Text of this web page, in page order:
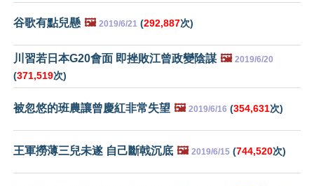
谷歌有點兒懸 🖼️ 2019/6/21 (292,887次)
川習若日本G20會面 即挫敗江曾政變陰謀 🖼️ 2019/6/20
(371,519次)
被忽悠的班農讓曾慶紅非常失望 🖼️ 2019/6/16 (354,631次)
王軍撈薄三兒未遂 自己斷戟沉底 🖼️ 2019/6/15 (744,520次)